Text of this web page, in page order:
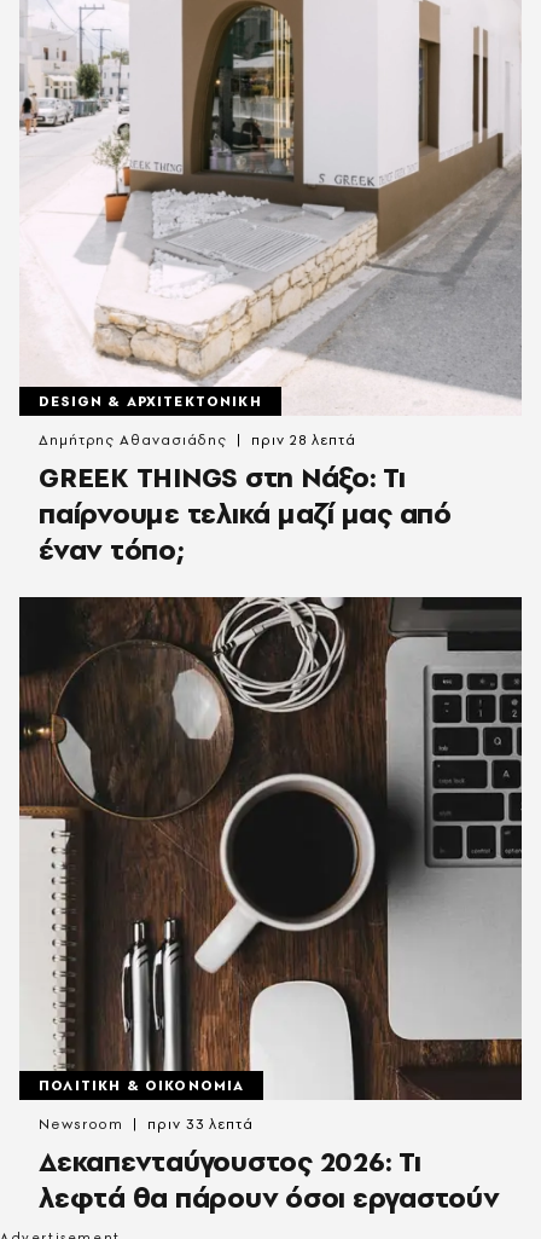
DESIGN & ΑΡΧΙΤΕΚΤΟΝΙΚΗ
GREEK THINGS στη Νάξο: Τι
παίρνουμε τελικά μαζί μας από
έναν τόπο;
Δημήτρης Αθανασιάδης πριν 28 λεπτά
ΠΟΛΙΤΙΚΗ & ΟΙΚΟΝΟΜΙΑ
Δεκαπενταύγουστος 2026: Τι
λεφτά θα πάρουν όσοι εργαστούν
Newsroom πριν 33 λεπτά